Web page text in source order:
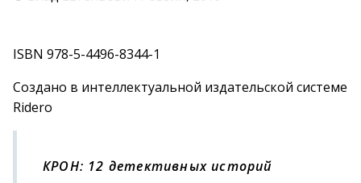
ISBN 978-5-4496-8344-1
Создано в интеллектуальной издательской системе
Ridero
КРОН: 12 детективных историй